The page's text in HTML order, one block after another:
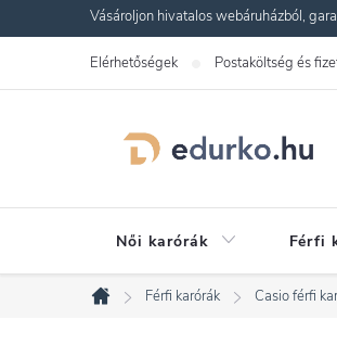
a
Vásároljon hivatalos webáruházból,
Elérhetőségek Postaköltség és
Női karórák Férfi
Kezdőlap
Férfi karórák Casio férfi